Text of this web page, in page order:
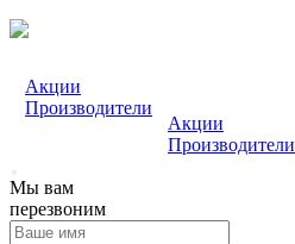
Акции
Производители
Акции
Производители
Мы вам
перезвоним